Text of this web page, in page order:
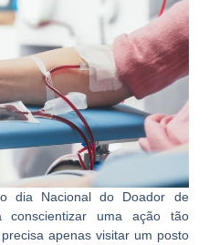
dia Nacional do Doador de
uma ação tão
apenas visitar um posto